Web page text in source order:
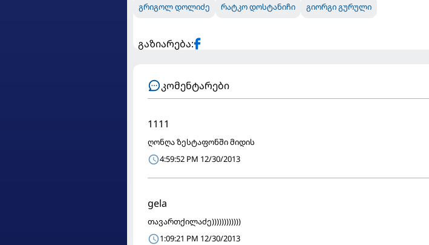
გრიგოლ დოლიძე რატკო დოსტანიჩი გიორგი გურული
გაზიარება:
კომენტარები
1111
ღონღა ზესტაფონში მიდის
4:59:52 PM 12/30/2013
gela
თავართქილაძე))))))))))))
1:09:21 PM 12/30/2013